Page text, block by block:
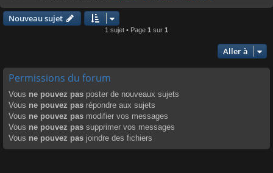
e
Nouveau sujet
1 sujet • Page 1 sur 1
Aller à
Permissions du forum
Vous ne pouvez pas poster de nouveaux sujets
Vous ne pouvez pas répondre aux sujets
Vous ne pouvez pas modifier vos messages
Vous ne pouvez pas supprimer vos messages
Vous ne pouvez pas joindre des fichiers